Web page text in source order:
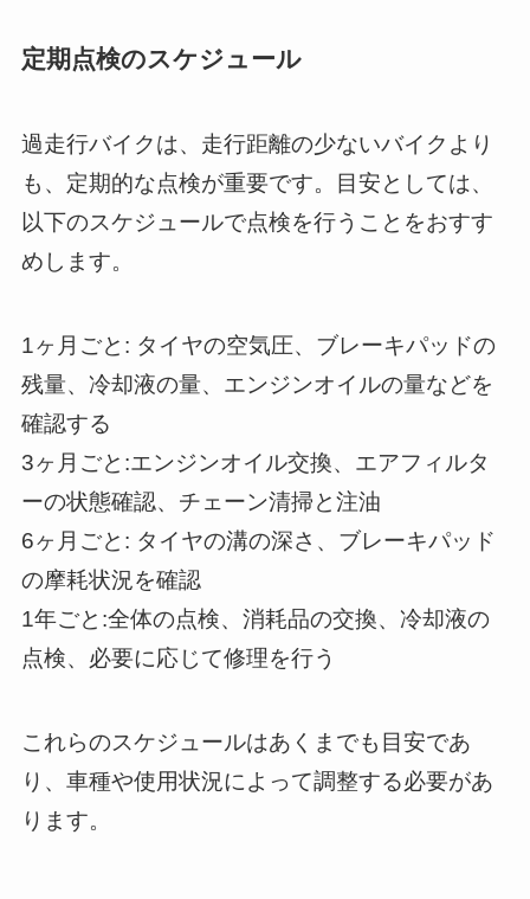
定期点検のスケジュール
過走行バイクは、走行距離の少ないバイクより
も、定期的な点検が重要です。目安としては、
以下のスケジュールで点検を行うことをおすす
めします。
1ヶ月ごと: タイヤの空気圧、ブレーキパッドの
残量、冷却液の量、エンジンオイルの量などを
確認する
3ヶ月ごと:エンジンオイル交換、エアフィルタ
ーの状態確認、チェーン清掃と注油
6ヶ月ごと: タイヤの溝の深さ、ブレーキパッド
の摩耗状況を確認
1年ごと:全体の点検、消耗品の交換、冷却液の
点検、必要に応じて修理を行う
これらのスケジュールはあくまでも目安であ
り、車種や使用状況によって調整する必要があ
ります。